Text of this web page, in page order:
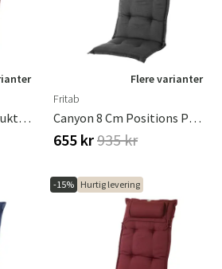
Canyon 6 Cm Pude Struktureret Dralon Bordeaux
Flere varianter
Fritab
Canyon 8 Cm Positions Pude I Strukturdralon Antracit
655 kr935 kr
-15% Hurtig levering